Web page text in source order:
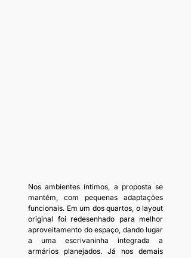
Nos ambientes íntimos, a proposta se
mantém, com pequenas adaptações
funcionais. Em um dos quartos, o layout
original foi redesenhado para melhor
aproveitamento do espaço, dando lugar
a uma escrivaninha integrada a
armários planejados. Já nos demais